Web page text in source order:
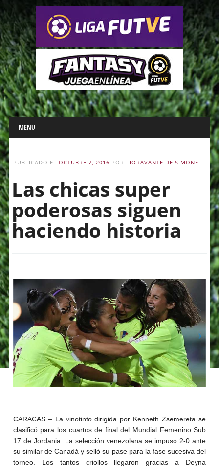
Main menu
Skip
to
content
MENU
PUBLICADO EL OCTUBRE 7, 2016 POR FIORAVANTE DE SIMONE
Las chicas super
poderosas siguen
haciendo historia
CARACAS – La vinotinto dirigida por Kenneth Zsemereta se
clasificó para los cuartos de final del Mundial Femenino Sub
17 de Jordania. La selección venezolana se impuso 2-0 ante
su similar de Canadá y selló su pase para la fase sucesiva del
torneo. Los tantos criollos llegaron gracias a Deyna